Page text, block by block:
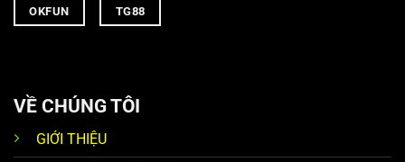
OKFUN TG88
VỀ CHÚNG TÔI
GIỚI THIỆU